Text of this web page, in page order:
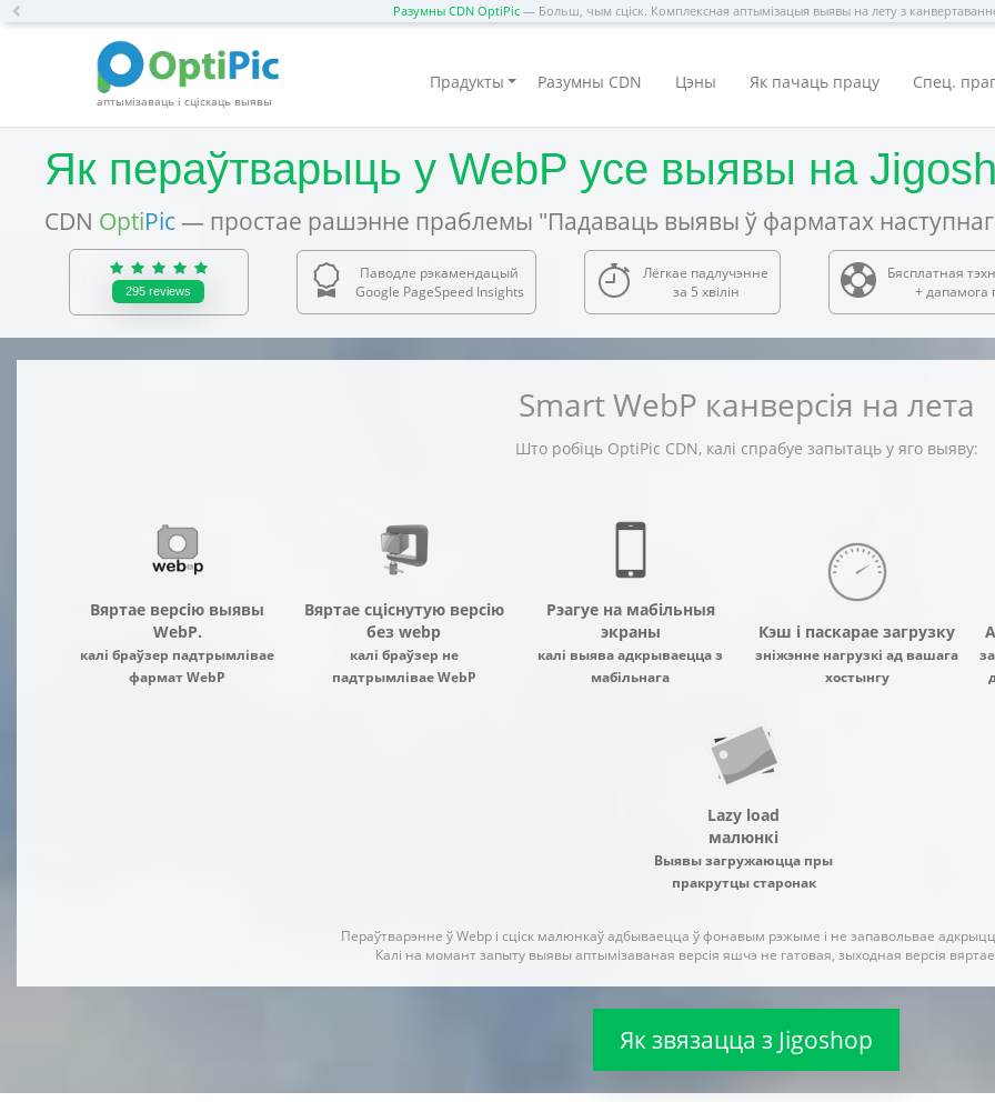
Разумны CDN OptiPic — Больш, чым сціск. Комплексная аптымізацыя выявы на лету з
аптымізаваць і сціскаць выявы
Прадукты Разумны CDN Цэны Як пачаць працу Спец.
Як пераўтварыць у WebP усе выявы на
CDN OptiPic — простае рашэнне праблемы "Падаваць выявы ў фарматах
295reviews
Паводле рэкамендацый
Google PageSpeed Insights
Лёгкае падлучэнне
за 5 хвілін
Бясплатная
+ дапамога
Smart WebP канверсія на лета
Што робіць OptiPic CDN, калі спрабуе запытаць у яго выяву:
Вяртае версію выявы
WebP.
калі браўзер падтрымлівае
фармат WebP
Вяртае сціснутую версію
без webp
калі браўзер не
падтрымлівае WebP
Рэагуе на мабільныя
экраны
калі выява адкрываецца з
мабільнага
Кэш і паскарае загрузку
зніжэнне нагрузкі ад вашага
хостынгу
Lazy load
малюнкі
Выявы загружаюцца пры
пракрутцы старонак
Пераўтварэнне ў Webp і сціск малюнкаў адбываецца ў фонавым рэжыме і не запавольвае
Калі на момант запыту выявы аптымізаваная версія яшчэ не гатовая, зыходная версія
Як звязацца з Jigoshop